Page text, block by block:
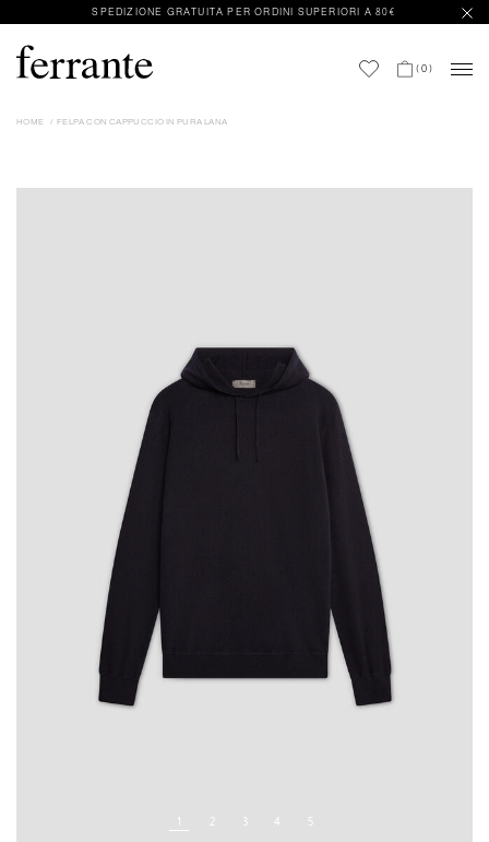
SPEDIZIONE GRATUITA PER ORDINI SUPERIORI A 80€
(0)
HOME FELPA CON CAPPUCCIO IN PURA LANA